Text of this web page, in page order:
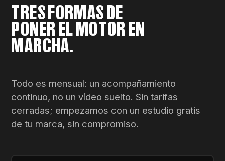
TRES FORMAS DE
PONER EL MOTOR EN
MARCHA.
Todo es mensual: un acompañamiento
continuo, no un vídeo suelto. Sin tarifas
cerradas; empezamos con un estudio gratis
de tu marca, sin compromiso.